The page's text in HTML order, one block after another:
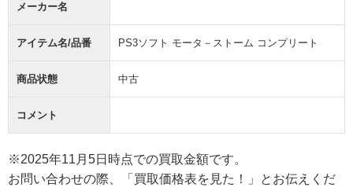
メーカー名
アイテム名/品番 PS3ソフト モータ－ストーム コンプリート
商品状態 中古
コメント
※2025年11月5日時点での買取金額です。
お問い合わせの際、「買取価格表を見た！」とお伝えくだ